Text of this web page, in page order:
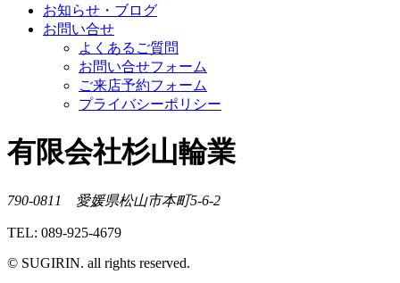
お知らせ・ブログ
お問い合せ
よくあるご質問
お問い合せフォーム
ご来店予約フォーム
プライバシーポリシー
有限会社杉山輪業
790-0811 愛媛県松山市本町5-6-2
TEL: 089-925-4679
© SUGIRIN. all rights reserved.